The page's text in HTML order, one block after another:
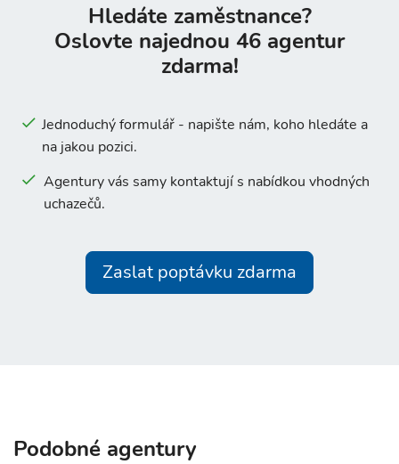
Hledáte zaměstnance?
Oslovte najednou 46 agentur
zdarma!
Jednoduchý formulář - napište nám, koho hledáte a
na jakou pozici.
Agentury vás samy kontaktují s nabídkou vhodných
uchazečů.
Zaslat poptávku zdarma
Podobné agentury